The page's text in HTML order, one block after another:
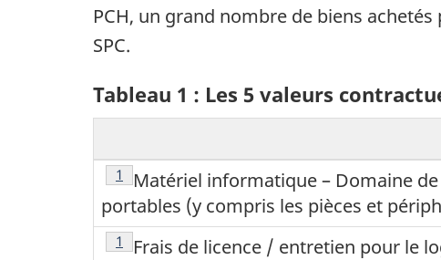
PCH, un grand nombre de biens
SPC.
Tableau 1 : Les 5 valeurs
Note de bas de page
1
Matériel informatique – Domaine
portables (y compris les pièces et
Note de bas de page
1 Frais de licence / entretien pour le